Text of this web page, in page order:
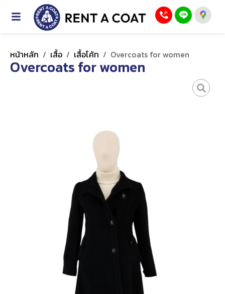
หน้าหลัก / เสื้อ / เสื้อโค้ท / Overcoats for women
Overcoats for women